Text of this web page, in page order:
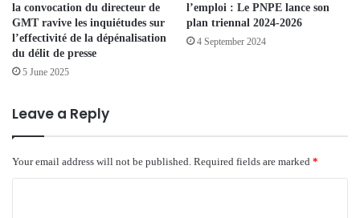
la convocation du directeur de
GMT ravive les inquiétudes sur
l’effectivité de la dépénalisation
du délit de presse
5 June 2025
l’emploi : Le PNPE lance son
plan triennal 2024-2026
4 September 2024
Leave a Reply
Your email address will not be published. Required fields are marked *